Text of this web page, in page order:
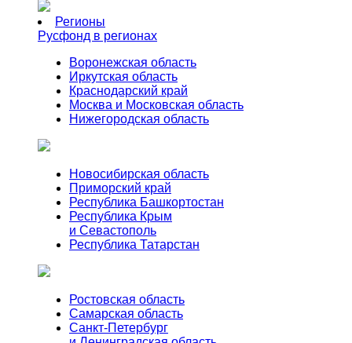
Регионы
Русфонд в регионах
Воронежская область
Иркутская область
Краснодарский край
Москва и Московская область
Нижегородская область
Новосибирская область
Приморский край
Республика Башкортостан
Республика Крым
и Севастополь
Республика Татарстан
Ростовская область
Самарская область
Санкт-Петербург